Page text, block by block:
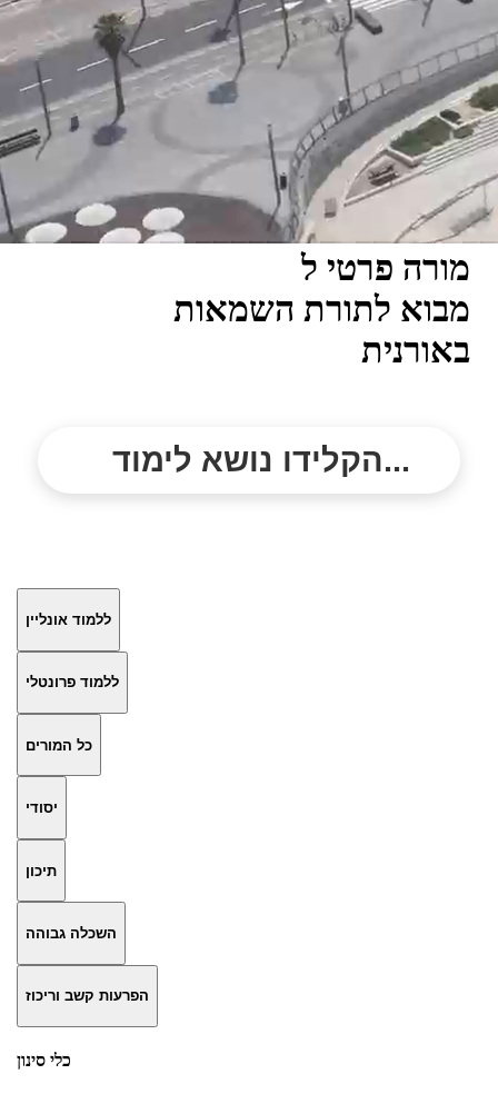
מורה פרטי ל
מבוא לתורת השמאות
באורנית
הקלידו נושא לימוד...
ללמוד אונליין
ללמוד פרונטלי
כל המורים
יסודי
תיכון
השכלה גבוהה
הפרעות קשב וריכוז
כלי סינון